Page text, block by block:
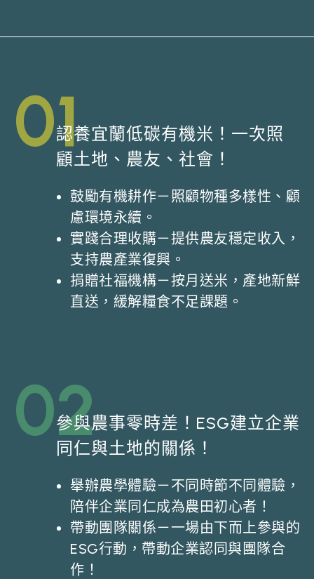
01認養宜蘭低碳有機米！一次照
顧土地、農友、社會！
鼓勵有機耕作－照顧物種多樣性、顧
慮環境永續。
實踐合理收購－提供農友穩定收入，
支持農產業復興。
捐贈社福機構－按⽉送米，產地新鮮
直送，緩解糧食不⾜課題。
02參與農事零時差！ESG建立企業
同仁與土地的關係！
舉辦農學體驗－不同時節不同體驗，
陪伴企業同仁成為農田初心者！
帶動團隊關係－一場由下而上參與的
ESG行動，帶動企業認同與團隊合
作！